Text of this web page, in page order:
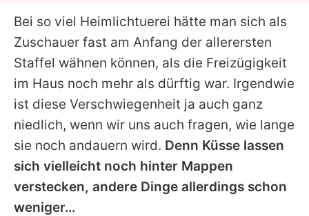
Bei so viel Heimlichtuerei hätte man sich als
Zuschauer fast am Anfang der allerersten
Staffel wähnen können, als die Freizügigkeit
im Haus noch mehr als dürftig war. Irgendwie
ist diese Verschwiegenheit ja auch ganz
niedlich, wenn wir uns auch fragen, wie lange
sie noch andauern wird. Denn Küsse lassen
sich vielleicht noch hinter Mappen
verstecken, andere Dinge allerdings schon
weniger…